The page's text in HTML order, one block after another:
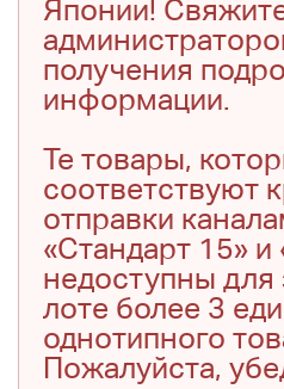
Японии!
получения
информации.
Те товары,
соответствуют
отправки
«Стандарт 15» и
недоступны для
лоте более 3
однотипного
Пожалуйста,